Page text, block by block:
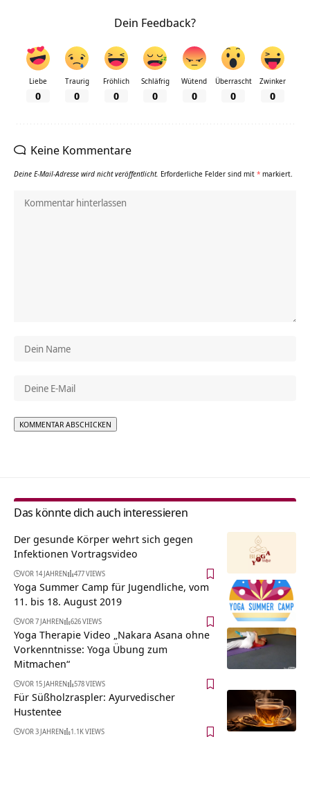
Dein Feedback?
Liebe
0
Traurig
0
Fröhlich
0
Schläfrig
0
Wütend
0
Überrascht
0
Zwinker
0
Keine Kommentare
Deine E-Mail-Adresse wird nicht veröffentlicht. Erforderliche Felder sind mit * markiert.
Das könnte dich auch interessieren
Der gesunde Körper wehrt sich gegen
Infektionen Vortragsvideo
VOR 14 JAHREN 477 VIEWS
Yoga Summer Camp für Jugendliche, vom
11. bis 18. August 2019
VOR 7 JAHREN 626 VIEWS
Yoga Therapie Video „Nakara Asana ohne
Vorkenntnisse: Yoga Übung zum
Mitmachen“
VOR 15 JAHREN 578 VIEWS
Für Süßholzraspler: Ayurvedischer
Hustentee
VOR 3 JAHREN 1.1K VIEWS